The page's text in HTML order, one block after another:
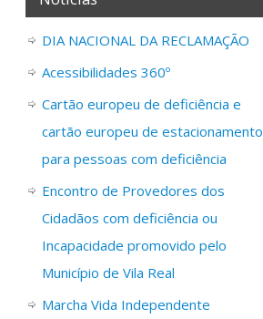
DIA NACIONAL DA RECLAMAÇÃO
Acessibilidades 360º
Cartão europeu de deficiência e
cartão europeu de estacionamento
para pessoas com deficiência
Encontro de Provedores dos
Cidadãos com deficiência ou
Incapacidade promovido pelo
Município de Vila Real
Marcha Vida Independente